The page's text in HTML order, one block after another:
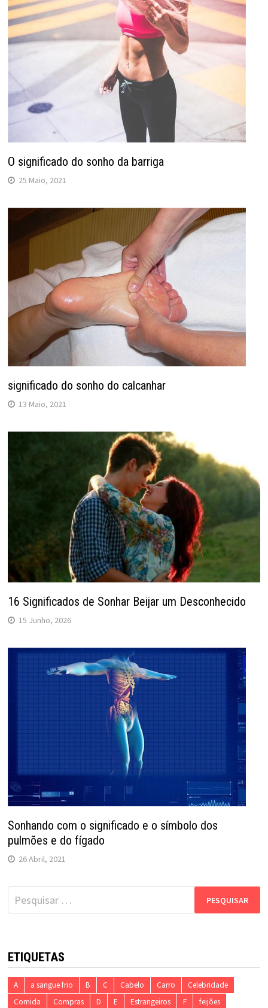
O significado do sonho da barriga
25 Maio, 2021
significado do sonho do calcanhar
13 Maio, 2021
16 Significados de Sonhar Beijar um Desconhecido
15 Junho, 2026
Sonhando com o significado e o símbolo dos
pulmões e do fígado
26 Abril, 2021
Pesquisar
por:
ETIQUETAS
A a sangue frio B C Cabelo Carro
Celebridade
Comida
Compras D E Estrangeiros F
feijões